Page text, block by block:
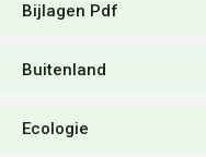
Bijlagen Pdf
Buitenland
Ecologie